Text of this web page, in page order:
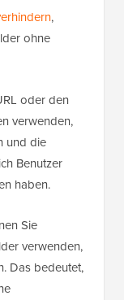
,
ohne
oder den
verwenden,
und die
Benutzer
haben.
Sie
verwenden,
Das bedeutet,